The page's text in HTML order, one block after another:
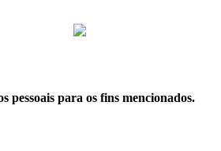
pessoais para os fins mencionados.